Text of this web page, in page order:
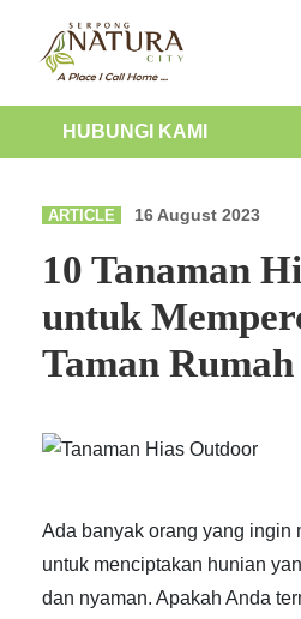
HUBUNGI KAMI
ARTICLE 16 August 2023
10 Tanaman
untuk
Taman Rumah
Ada banyak orang yang ingin
untuk menciptakan hunian
dan nyaman. Apakah Anda